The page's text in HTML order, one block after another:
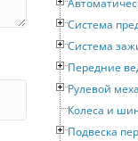
Система
Система
Передние
Рулевой
Колеса и
Подвеска